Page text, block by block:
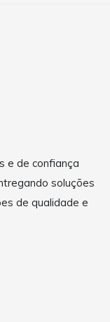
e de confiança
soluções
de qualidade e